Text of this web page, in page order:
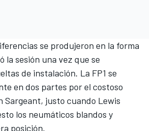
se produjeron en la forma
la sesión una vez que se
de instalación. La FP1 se
en dos partes por el costoso
Sargeant, justo cuando Lewis
los neumáticos blandos y
posición.